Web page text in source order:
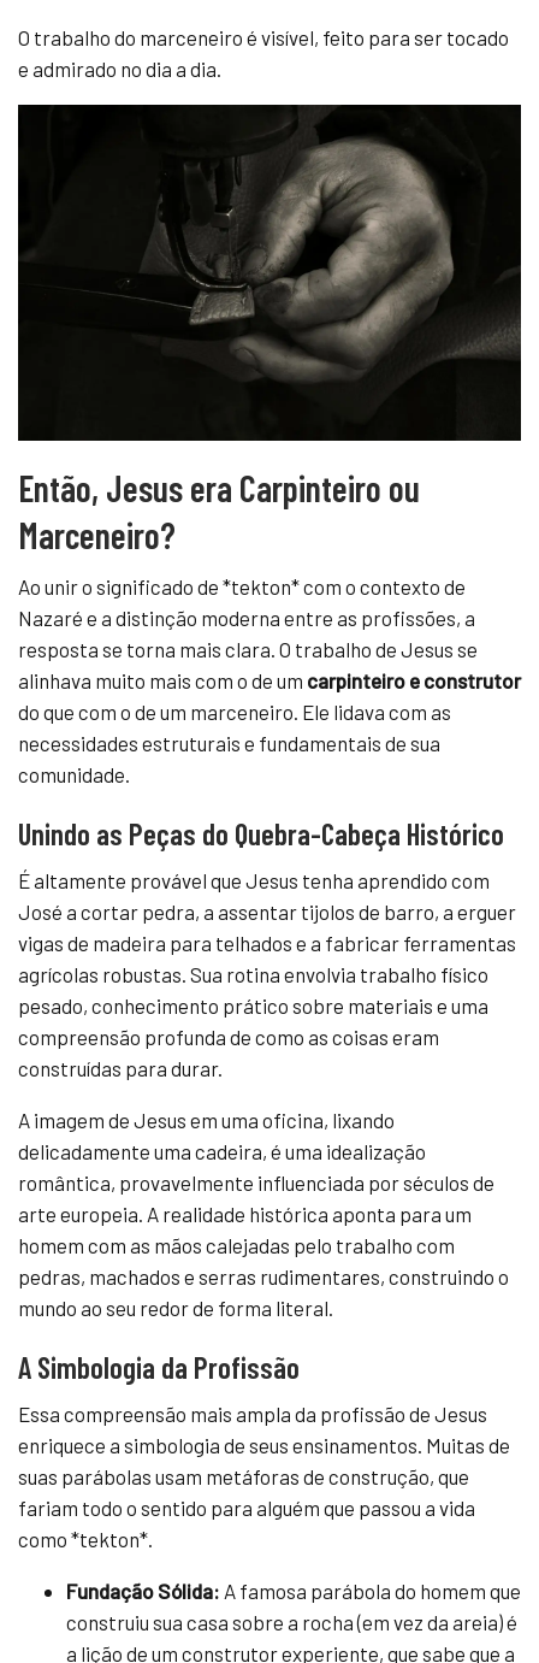
O trabalho do marceneiro é visível, feito para ser tocado
e admirado no dia a dia.
Então, Jesus era Carpinteiro ou
Marceneiro?
Ao unir o significado de *tekton* com o contexto de
Nazaré e a distinção moderna entre as profissões, a
resposta se torna mais clara. O trabalho de Jesus se
alinhava muito mais com o de um carpinteiro e construtor
do que com o de um marceneiro. Ele lidava com as
necessidades estruturais e fundamentais de sua
comunidade.
Unindo as Peças do Quebra-Cabeça Histórico
É altamente provável que Jesus tenha aprendido com
José a cortar pedra, a assentar tijolos de barro, a erguer
vigas de madeira para telhados e a fabricar ferramentas
agrícolas robustas. Sua rotina envolvia trabalho físico
pesado, conhecimento prático sobre materiais e uma
compreensão profunda de como as coisas eram
construídas para durar.
A imagem de Jesus em uma oficina, lixando
delicadamente uma cadeira, é uma idealização
romântica, provavelmente influenciada por séculos de
arte europeia. A realidade histórica aponta para um
homem com as mãos calejadas pelo trabalho com
pedras, machados e serras rudimentares, construindo o
mundo ao seu redor de forma literal.
A Simbologia da Profissão
Essa compreensão mais ampla da profissão de Jesus
enriquece a simbologia de seus ensinamentos. Muitas de
suas parábolas usam metáforas de construção, que
fariam todo o sentido para alguém que passou a vida
como *tekton*.
Fundação Sólida: A famosa parábola do homem que
construiu sua casa sobre a rocha (em vez da areia) é
a lição de um construtor experiente, que sabe que a